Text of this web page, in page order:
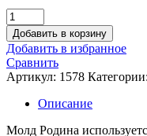
Количество
товара
Молд
Родина
Добавить в корзину
Добавить в избранное
Сравнить
Артикул: 1578 Категории:
Описание
Молд Родина